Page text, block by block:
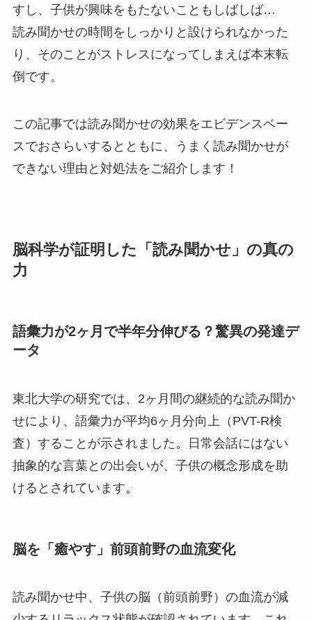
すし、子供が興味をもたないこともしばしば…
読み聞かせの時間をしっかりと設けられなかった
り、そのことがストレスになってしまえば本末転
倒です。
この記事では読み聞かせの効果をエビデンスベー
スでおさらいするとともに、うまく読み聞かせが
できない理由と対処法をご紹介します！
脳科学が証明した「読み聞かせ」の真の
力
語彙力が2ヶ月で半年分伸びる？驚異の発達デ
ータ
東北大学の研究では、2ヶ月間の継続的な読み聞か
せにより、語彙力が平均6ヶ月分向上（PVT-R検
査）することが示されました。日常会話にはない
抽象的な言葉との出会いが、子供の概念形成を助
けるとされています。
脳を「癒やす」前頭前野の血流変化
読み聞かせ中、子供の脳（前頭前野）の血流が減